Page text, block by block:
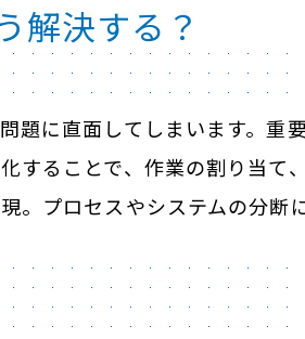
解決する？
題に直面してしまいます。重
することで、作業の割り当て
。プロセスやシステムの分断